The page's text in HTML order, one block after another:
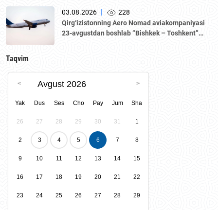
03.08.2026 |
228
Qirg‘izistonning Aero Nomad aviakompaniyasi
23-avgustdan boshlab “Bishkek – Toshkent”
Taqvim
Avgust 2026
Yak Dus Ses Cho Pay Jum Sha
26 27 28 29 30 31 1
2 3 4 5 6 7 8
9 10 11 12 13 14 15
16 17 18 19 20 21 22
23 24 25 26 27 28 29